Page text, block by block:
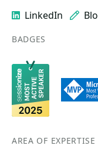
LinkedIn
BADGES
AREA OF EXPERTISE